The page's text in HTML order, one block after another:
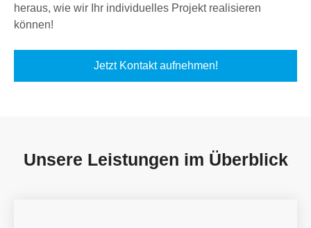
heraus, wie wir Ihr individuelles Projekt realisieren
können!
Jetzt Kontakt aufnehmen!
Unsere Leistungen im Überblick